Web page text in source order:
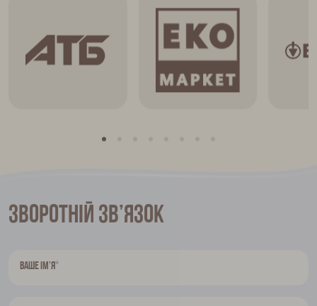
Зворотній зв’язок
Ваше ім’я*